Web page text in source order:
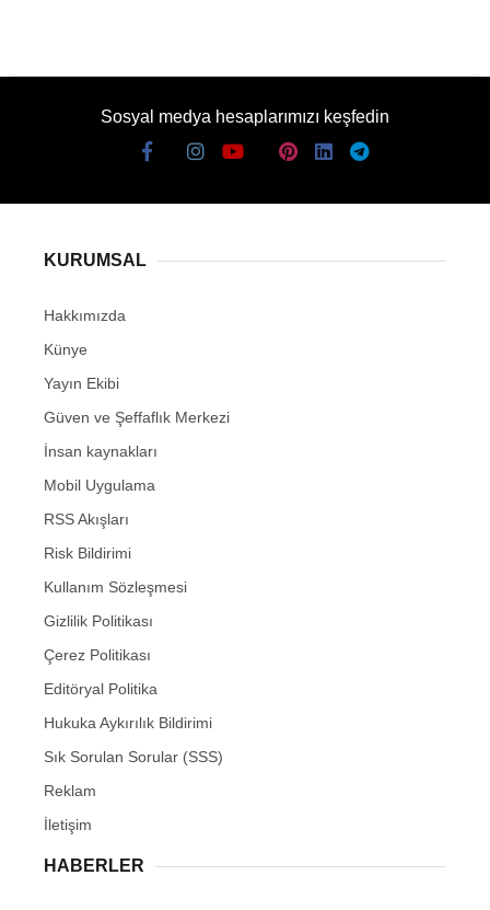
Sosyal medya hesaplarımızı keşfedin
KURUMSAL
Hakkımızda
Künye
Yayın Ekibi
Güven ve Şeffaflık Merkezi
İnsan kaynakları
Mobil Uygulama
RSS Akışları
Risk Bildirimi
Kullanım Sözleşmesi
Gizlilik Politikası
Çerez Politikası
Editöryal Politika
Hukuka Aykırılık Bildirimi
Sık Sorulan Sorular (SSS)
Reklam
İletişim
HABERLER